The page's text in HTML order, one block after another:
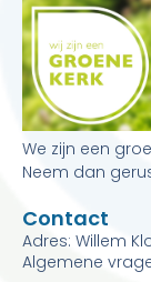
We zijn een
Neem dan
Contact
Adres: Willem
Algemene